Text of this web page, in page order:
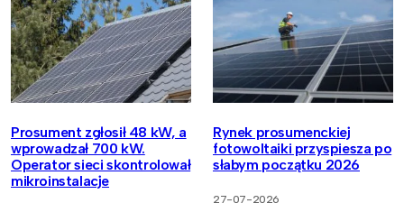
Prosument zgłosił 48 kW, a
wprowadzał 700 kW.
Operator sieci skontrolował
mikroinstalacje
Rynek prosumenckiej
fotowoltaiki przyspiesza po
słabym początku 2026
27-07-2026